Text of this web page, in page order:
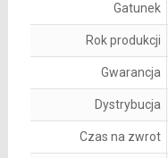
Gatunek
Rok produkcji
Gwarancja
Dystrybucja
Czas na zwrot